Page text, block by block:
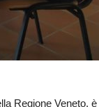
Regione Veneto, è